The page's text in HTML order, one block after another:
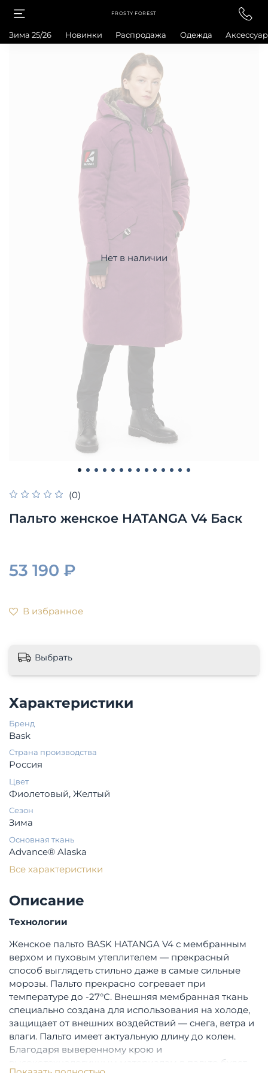
FROSTY FOREST
Зима 25/26 Новинки Распродажа Одежда
Нет в наличии
(0)
Пальто женское HATANGA V4 Баск
53 190 ₽
В избранное
Выбрать
Характеристики
Бренд
Bask
Страна производства
Россия
Цвет
Фиолетовый, Желтый
Сезон
Зима
Основная ткань
Advance® Alaska
Все характеристики
Описание
Технологии
Женское пальто BASK HATANGA V4 с мембранным
верхом и пуховым утеплителем — прекрасный
способ выглядеть стильно даже в самые сильные
морозы. Пальто прекрасно согревает при
температуре до -27°С. Внешняя мембранная ткань
специально создана для использования на холоде,
защищает от внешних воздействий — снега, ветра и
влаги. Пальто имеет актуальную длину до колен.
Благодаря выверенному крою и
высокотехнологичным материалам в пальто будет